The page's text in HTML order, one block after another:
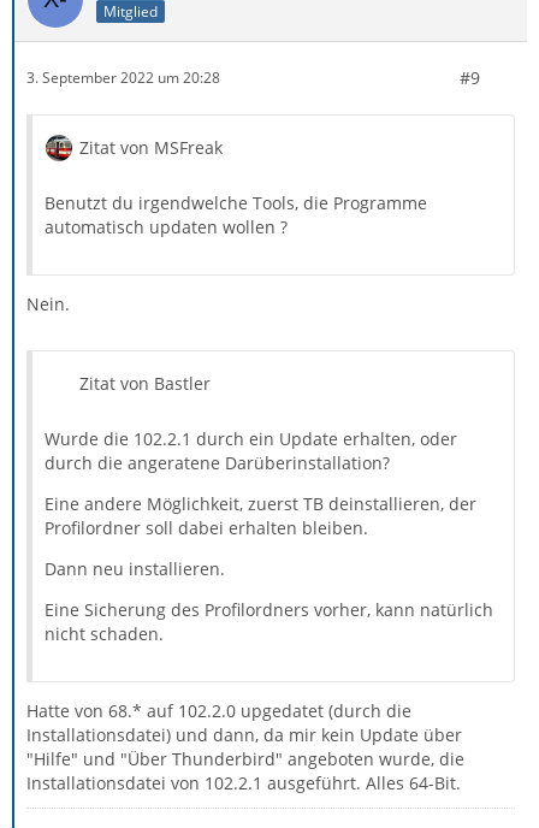
Mitglied
3. September 2022 um 20:28 #9
Zitat von MSFreak
Benutzt du irgendwelche Tools, die Programme
automatisch updaten wollen ?
Nein.
Zitat von Bastler
Wurde die 102.2.1 durch ein Update erhalten, oder
durch die angeratene Darüberinstallation?
Eine andere Möglichkeit, zuerst TB deinstallieren, der
Profilordner soll dabei erhalten bleiben.
Dann neu installieren.
Eine Sicherung des Profilordners vorher, kann natürlich
nicht schaden.
Hatte von 68.* auf 102.2.0 upgedatet (durch die
Installationsdatei) und dann, da mir kein Update über
"Hilfe" und "Über Thunderbird" angeboten wurde, die
Installationsdatei von 102.2.1 ausgeführt. Alles 64-Bit.